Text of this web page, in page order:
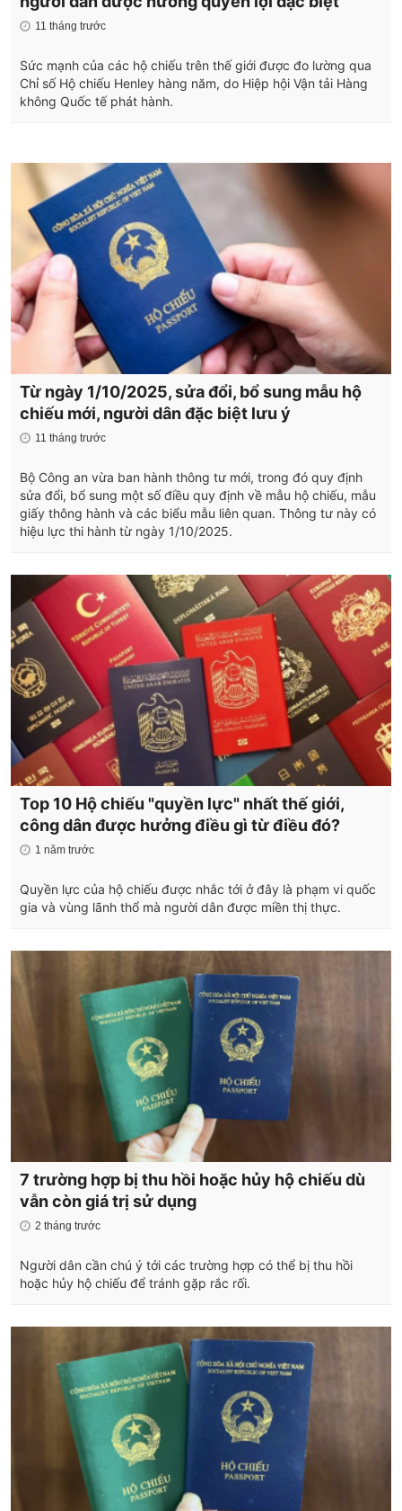
11 tháng trước
Sức mạnh của các hộ chiếu trên thế giới được đo lường qua
Chỉ số Hộ chiếu Henley hàng năm, do Hiệp hội Vận tải Hàng
không Quốc tế phát hành.
Từ ngày 1/10/2025, sửa đổi, bổ sung mẫu hộ
chiếu mới, người dân đặc biệt lưu ý
11 tháng trước
Bộ Công an vừa ban hành thông tư mới, trong đó quy định
sửa đổi, bổ sung một số điều quy định về mẫu hộ chiếu, mẫu
giấy thông hành và các biểu mẫu liên quan. Thông tư này có
hiệu lực thi hành từ ngày 1/10/2025.
Top 10 Hộ chiếu "quyền lực" nhất thế giới,
công dân được hưởng điều gì từ điều đó?
1 năm trước
Quyền lực của hộ chiếu được nhắc tới ở đây là phạm vi quốc
gia và vùng lãnh thổ mà người dân được miền thị thực.
7 trường hợp bị thu hồi hoặc hủy hộ chiếu dù
vẫn còn giá trị sử dụng
2 tháng trước
Người dân cần chú ý tới các trường hợp có thể bị thu hồi
hoặc hủy hộ chiếu để tránh gặp rắc rối.